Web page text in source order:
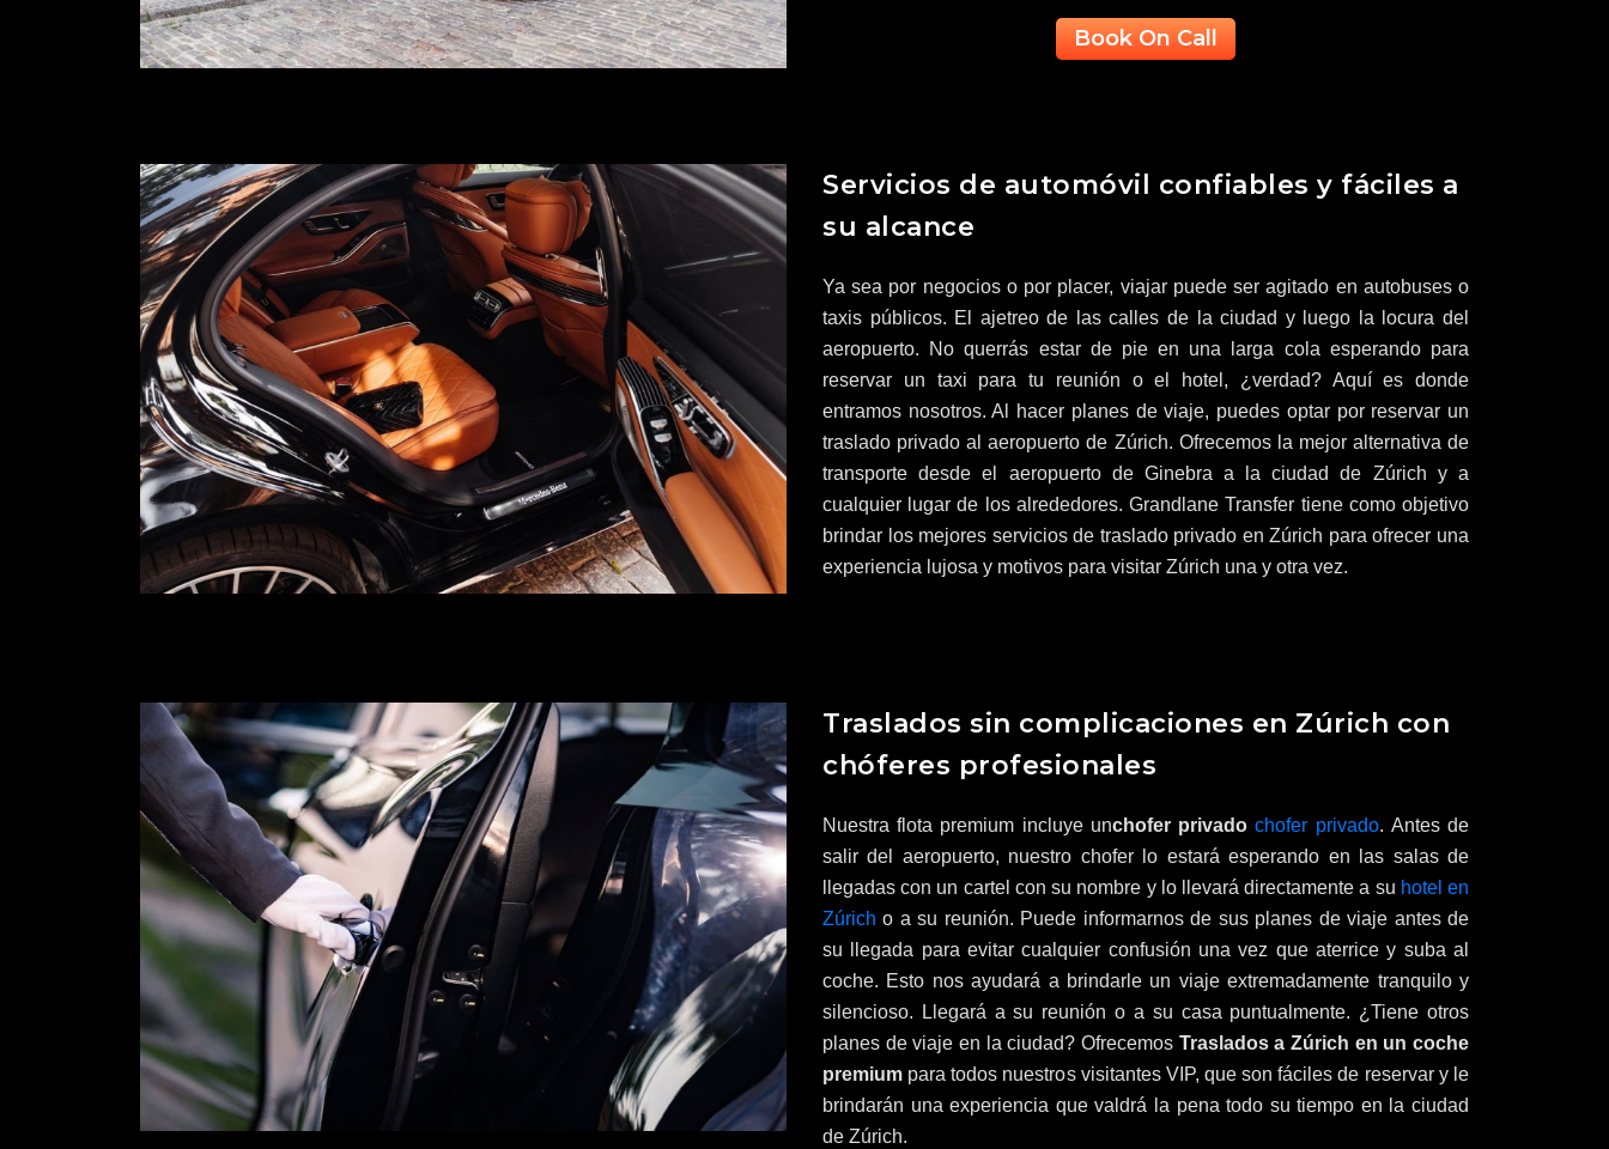
Book On Call
Servicios de automóvil confiables y fáciles a
su alcance
Ya sea por negocios o por placer, viajar puede ser agitado en autobuses o
taxis públicos. El ajetreo de las calles de la ciudad y luego la locura del
aeropuerto. No querrás estar de pie en una larga cola esperando para
reservar un taxi para tu reunión o el hotel, ¿verdad? Aquí es donde
entramos nosotros. Al hacer planes de viaje, puedes optar por reservar un
traslado privado al aeropuerto de Zúrich. Ofrecemos la mejor alternativa de
transporte desde el aeropuerto de Ginebra a la ciudad de Zúrich y a
cualquier lugar de los alrededores. Grandlane Transfer tiene como objetivo
brindar los mejores servicios de traslado privado en Zúrich para ofrecer una
experiencia lujosa y motivos para visitar Zúrich una y otra vez.
Traslados sin complicaciones en Zúrich con
chóferes profesionales
Nuestra flota premium incluye unchofer privadochofer privado. Antes de
salir del aeropuerto, nuestro chofer lo estará esperando en las salas de
llegadas con un cartel con su nombre y lo llevará directamente a su hotel en
Zúrich o a su reunión. Puede informarnos de sus planes de viaje antes de
su llegada para evitar cualquier confusión una vez que aterrice y suba al
coche. Esto nos ayudará a brindarle un viaje extremadamente tranquilo y
silencioso. Llegará a su reunión o a su casa puntualmente. ¿Tiene otros
planes de viaje en la ciudad? Ofrecemos Traslados a Zúrich en un coche
premium para todos nuestros visitantes VIP, que son fáciles de reservar y le
brindarán una experiencia que valdrá la pena todo su tiempo en la ciudad
de Zúrich.